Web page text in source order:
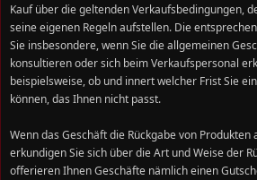
Kauf über die geltenden Verkaufsbedingungen,
seine eigenen Regeln aufstellen. Die
Sie insbesondere, wenn Sie die allgemeinen
konsultieren oder sich beim Verkaufspersonal
beispielsweise, ob und innert welcher Frist Sie
können, das Ihnen nicht passt.
Wenn das Geschäft die Rückgabe von Produkten
erkundigen Sie sich über die Art und Weise der
offerieren Ihnen Geschäfte nämlich einen